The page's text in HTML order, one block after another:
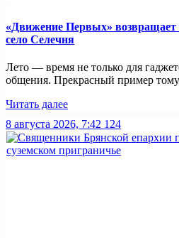
«Движение Первых»
село Селечня
Лето — время не только для
общения. Прекрасный пример
Читать далее
8 августа 2026, 7:42 124